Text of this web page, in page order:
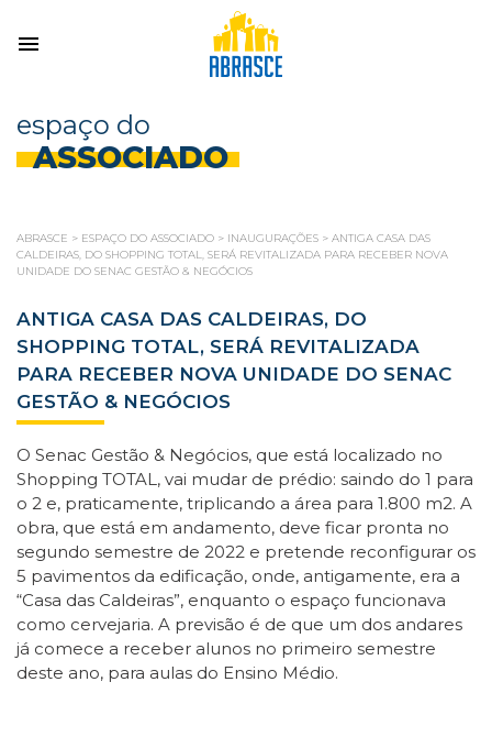
espaço do
ASSOCIADO
ABRASCE > ESPAÇO DO ASSOCIADO > INAUGURAÇÕES > ANTIGA CASA DAS
CALDEIRAS, DO SHOPPING TOTAL, SERÁ REVITALIZADA PARA RECEBER NOVA
UNIDADE DO SENAC GESTÃO & NEGÓCIOS
ANTIGA CASA DAS CALDEIRAS, DO
SHOPPING TOTAL, SERÁ REVITALIZADA
PARA RECEBER NOVA UNIDADE DO SENAC
GESTÃO & NEGÓCIOS
O Senac Gestão & Negócios, que está localizado no
Shopping TOTAL, vai mudar de prédio: saindo do 1 para
o 2 e, praticamente, triplicando a área para 1.800 m2. A
obra, que está em andamento, deve ficar pronta no
segundo semestre de 2022 e pretende reconfigurar os
5 pavimentos da edificação, onde, antigamente, era a
“Casa das Caldeiras”, enquanto o espaço funcionava
como cervejaria. A previsão é de que um dos andares
já comece a receber alunos no primeiro semestre
deste ano, para aulas do Ensino Médio.